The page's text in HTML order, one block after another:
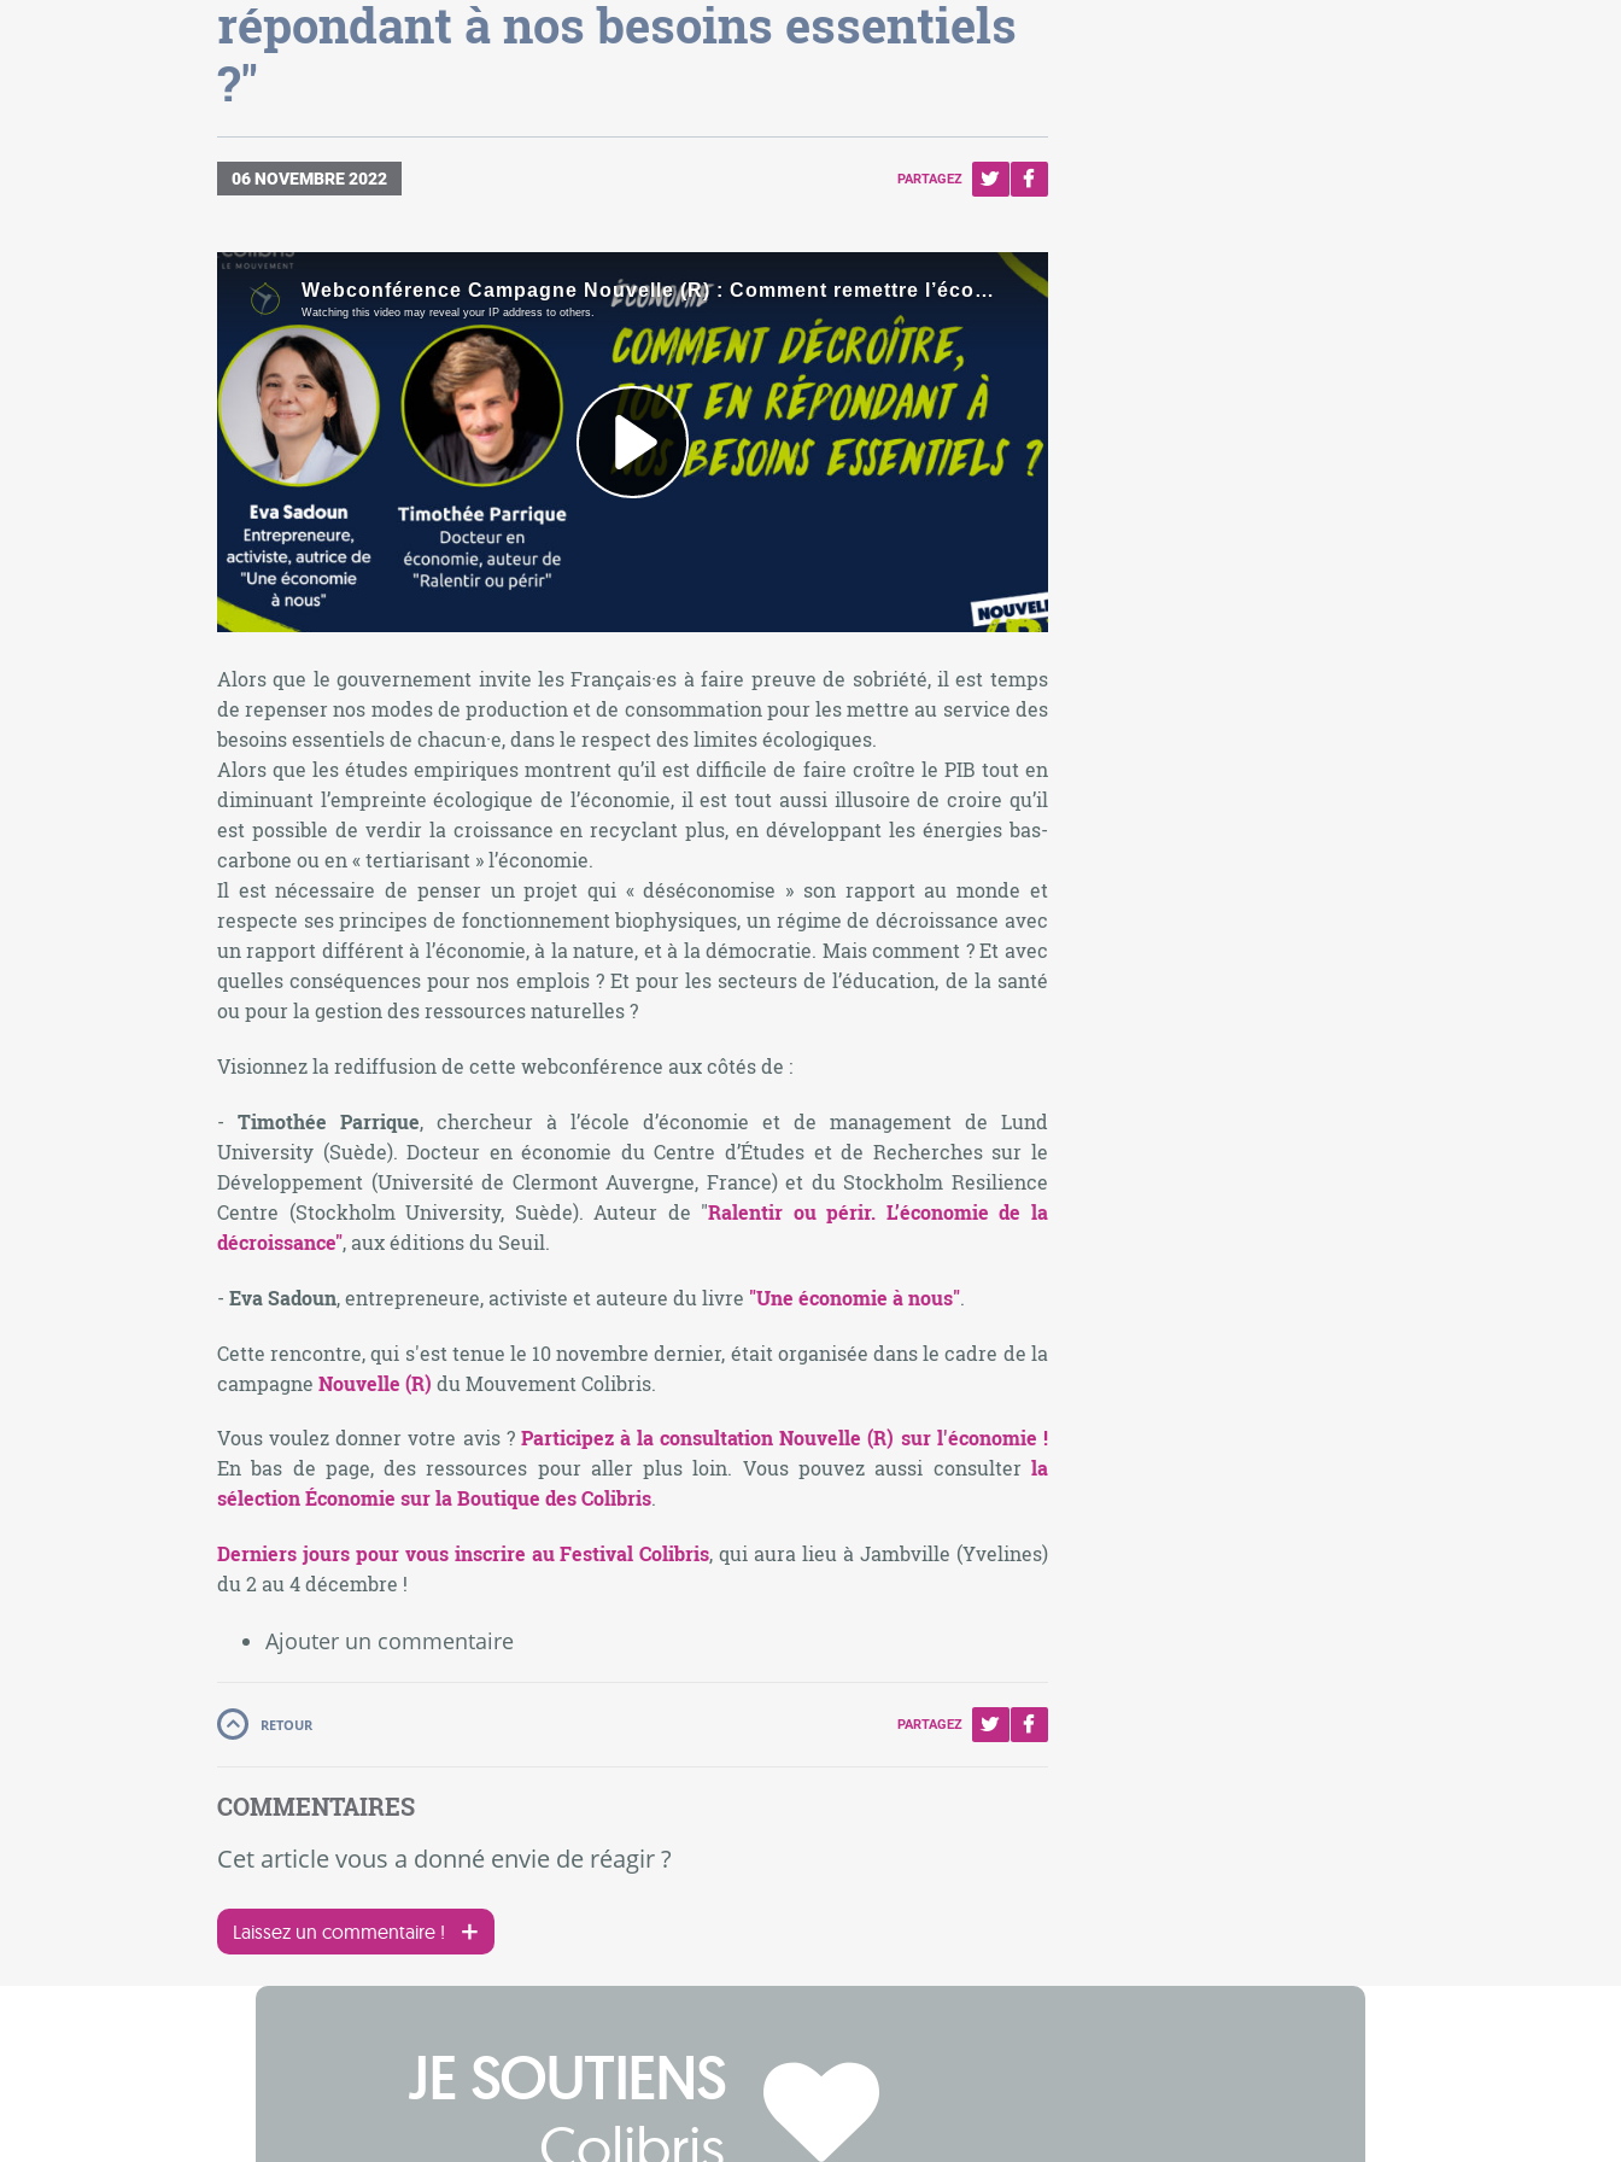
répondant à nos besoins essentiels
?"
06 NOVEMBRE 2022 PARTAGEZ
Alors que le gouvernement invite les Français·es à faire preuve de sobriété, il est temps
de repenser nos modes de production et de consommation pour les mettre au service des
besoins essentiels de chacun·e, dans le respect des limites écologiques.
Alors que les études empiriques montrent qu’il est difficile de faire croître le PIB tout en
diminuant l’empreinte écologique de l’économie, il est tout aussi illusoire de croire qu’il
est possible de verdir la croissance en recyclant plus, en développant les énergies bas-
carbone ou en « tertiarisant » l’économie.
Il est nécessaire de penser un projet qui « déséconomise » son rapport au monde et
respecte ses principes de fonctionnement biophysiques, un régime de décroissance avec
un rapport différent à l’économie, à la nature, et à la démocratie. Mais comment ? Et avec
quelles conséquences pour nos emplois ? Et pour les secteurs de l’éducation, de la santé
ou pour la gestion des ressources naturelles ?
Visionnez la rediffusion de cette webconférence aux côtés de :
- Timothée Parrique, chercheur à l’école d’économie et de management de Lund
University (Suède). Docteur en économie du Centre d’Études et de Recherches sur le
Développement (Université de Clermont Auvergne, France) et du Stockholm Resilience
Centre (Stockholm University, Suède). Auteur de "Ralentir ou périr. L’économie de la
décroissance", aux éditions du Seuil.
- Eva Sadoun, entrepreneure, activiste et auteure du livre "Une économie à nous".
Cette rencontre, qui s'est tenue le 10 novembre dernier, était organisée dans le cadre de la
campagne Nouvelle (R) du Mouvement Colibris.
Vous voulez donner votre avis ? Participez à la consultation Nouvelle (R) sur l'économie !
En bas de page, des ressources pour aller plus loin. Vous pouvez aussi consulter la
sélection Économie sur la Boutique des Colibris.
Derniers jours pour vous inscrire au Festival Colibris, qui aura lieu à Jambville (Yvelines)
du 2 au 4 décembre !
Ajouter un commentaire
RETOUR PARTAGEZ
COMMENTAIRES
Cet article vous a donné envie de réagir ?
Laissez un commentaire !
JE SOUTIENS
Colibris